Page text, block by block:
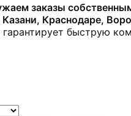
заказы
Краснодаре,
гарантирует быструю